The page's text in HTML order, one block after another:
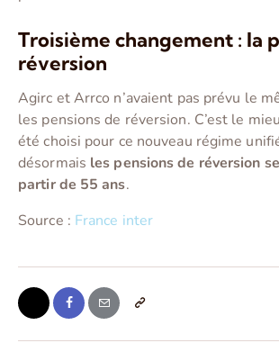
Troisième changement : la
réversion
Agirc et Arrco n’avaient pas prévu le
les pensions de réversion. C’est le
été choisi pour ce nouveau régime
désormais les pensions de réversion
partir de 55 ans.
Source : France inter